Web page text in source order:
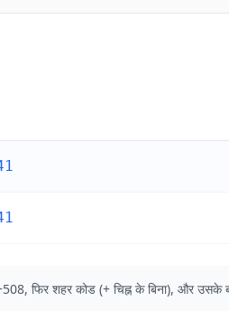
फिर शहर कोड (+ चिह्न के बिना), और उसके